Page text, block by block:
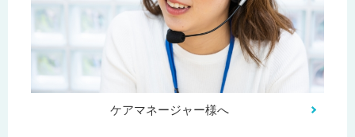
ケアマネージャー様へ